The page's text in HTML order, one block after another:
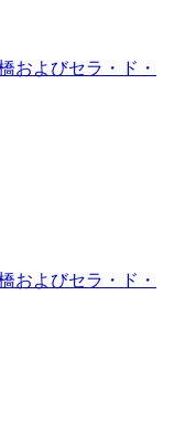
およびセラ・ド・
およびセラ・ド・